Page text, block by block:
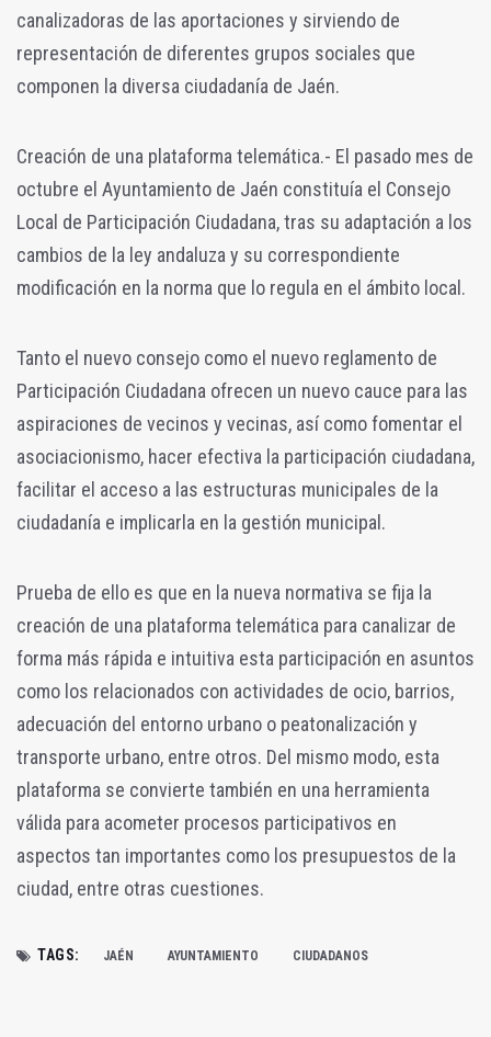
canalizadoras de las aportaciones y sirviendo de
representación de diferentes grupos sociales que
componen la diversa ciudadanía de Jaén.
Creación de una plataforma telemática.- El pasado mes de
octubre el Ayuntamiento de Jaén constituía el Consejo
Local de Participación Ciudadana, tras su adaptación a los
cambios de la ley andaluza y su correspondiente
modificación en la norma que lo regula en el ámbito local.
Tanto el nuevo consejo como el nuevo reglamento de
Participación Ciudadana ofrecen un nuevo cauce para las
aspiraciones de vecinos y vecinas, así como fomentar el
asociacionismo, hacer efectiva la participación ciudadana,
facilitar el acceso a las estructuras municipales de la
ciudadanía e implicarla en la gestión municipal.
Prueba de ello es que en la nueva normativa se fija la
creación de una plataforma telemática para canalizar de
forma más rápida e intuitiva esta participación en asuntos
como los relacionados con actividades de ocio, barrios,
adecuación del entorno urbano o peatonalización y
transporte urbano, entre otros. Del mismo modo, esta
plataforma se convierte también en una herramienta
válida para acometer procesos participativos en
aspectos tan importantes como los presupuestos de la
ciudad, entre otras cuestiones.
TAGS: JAÉN AYUNTAMIENTO CIUDADANOS